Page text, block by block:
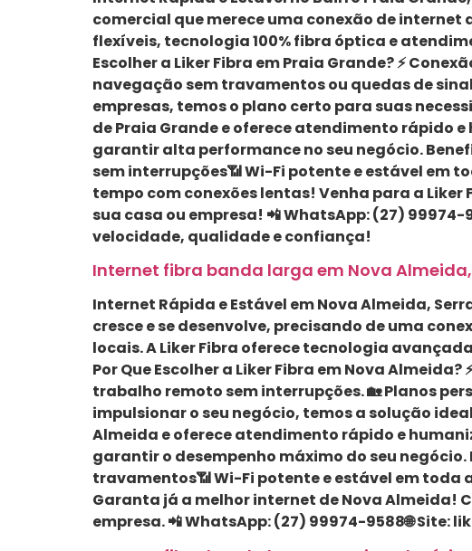
comercial que merece uma conexão de
flexíveis, tecnologia 100% fibra óptica e
Escolher a Liker Fibra em Praia Grande? ⚡
navegação sem travamentos ou quedas de
empresas, temos o plano certo para suas
de Praia Grande e oferece atendimento rápido
garantir alta performance no seu negócio.
sem interrupções📶 Wi-Fi potente e estável em
tempo com conexões lentas! Venha para a
sua casa ou empresa! 📲 WhatsApp: (27)
velocidade, qualidade e confiança!
Internet fibra banda larga em Nova Almeida,
Internet Rápida e Estável em Nova Almeida,
cresce e se desenvolve, precisando de uma
locais. A Liker Fibra oferece tecnologia
Por Que Escolher a Liker Fibra em Nova
trabalho remoto sem interrupções. 🏡 Planos
impulsionar o seu negócio, temos a solução
Almeida e oferece atendimento rápido e
garantir o desempenho máximo do seu
travamentos📶 Wi-Fi potente e estável em
Garanta já a melhor internet de Nova Almeida!
empresa. 📲 WhatsApp: (27) 99974-9588🌐 Site: